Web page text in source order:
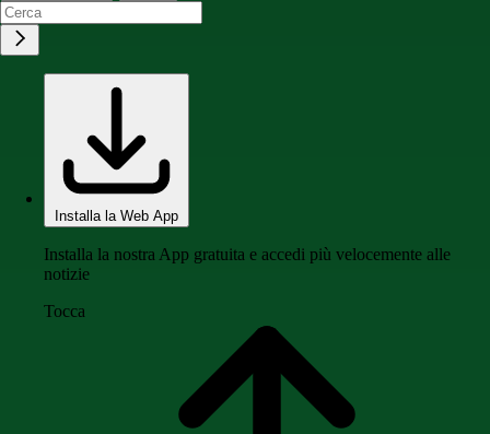
Installa la Web App
Installa la nostra App gratuita e accedi più velocemente alle
notizie
Tocca